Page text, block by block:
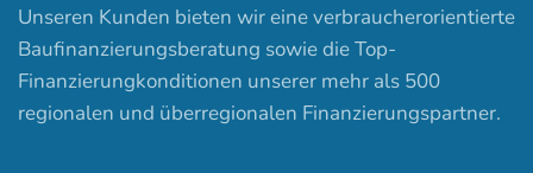
Unseren Kunden bieten wir eine verbraucherorientierte
Baufinanzierungsberatung sowie die Top-
Finanzierungkonditionen unserer mehr als 500
regionalen und überregionalen Finanzierungspartner.